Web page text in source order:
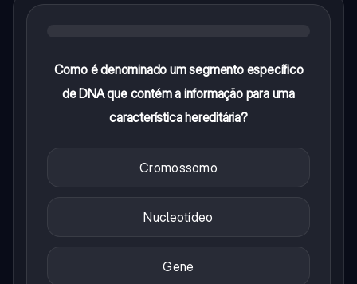
Como é denominado um segmento específico
de DNA que contém a informação para uma
característica hereditária?
Cromossomo
Nucleotídeo
Gene